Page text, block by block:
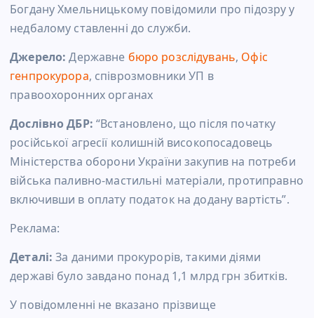
Богдану Хмельницькому повідомили про підозру у
недбалому ставленні до служби.
Джерело: Державне бюро розслідувань, Офіс
генпрокурора, співрозмовники УП в
правоохоронних органах
Дослівно ДБР: “Встановлено, що після початку
російської агресії колишній високопосадовець
Міністерства оборони України закупив на потреби
війська паливно-мастильні матеріали, протиправно
включивши в оплату податок на додану вартість”.
Реклама:
Деталі: За даними прокурорів, такими діями
державі було завдано понад 1,1 млрд грн збитків.
У повідомленні не вказано прізвище